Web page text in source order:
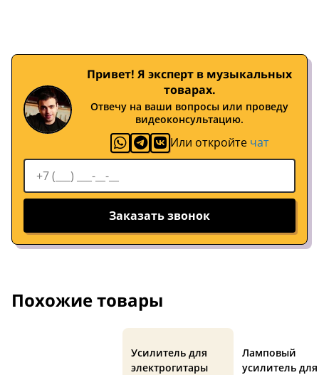
Привет! Я эксперт в музыкальных
товарах.
Отвечу на ваши вопросы или проведу
видеоконсультацию.
Или откройте чат
Заказать звонок
Похожие товары
Усилитель для
электрогитары
Ламповый
усилитель для